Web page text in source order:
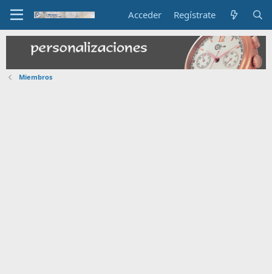
Acceder Regístrate
Miembros